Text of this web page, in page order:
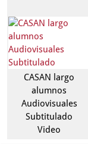
CASAN largo
alumnos
Audiovisuales
Subtitulado
Video